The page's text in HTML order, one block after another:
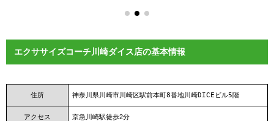
エクササイズコーチ川崎ダイス店の基本情報
住所 神奈川県川崎市川崎区駅前本町8番地川崎DICEビル5階
アクセス
京急川崎駅徒歩2分